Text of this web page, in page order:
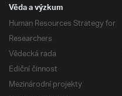
Věda a výzkum
Human Resources Strategy for
Researchers
Vědecká rada
Ediční činnost
Mezinárodní projekty